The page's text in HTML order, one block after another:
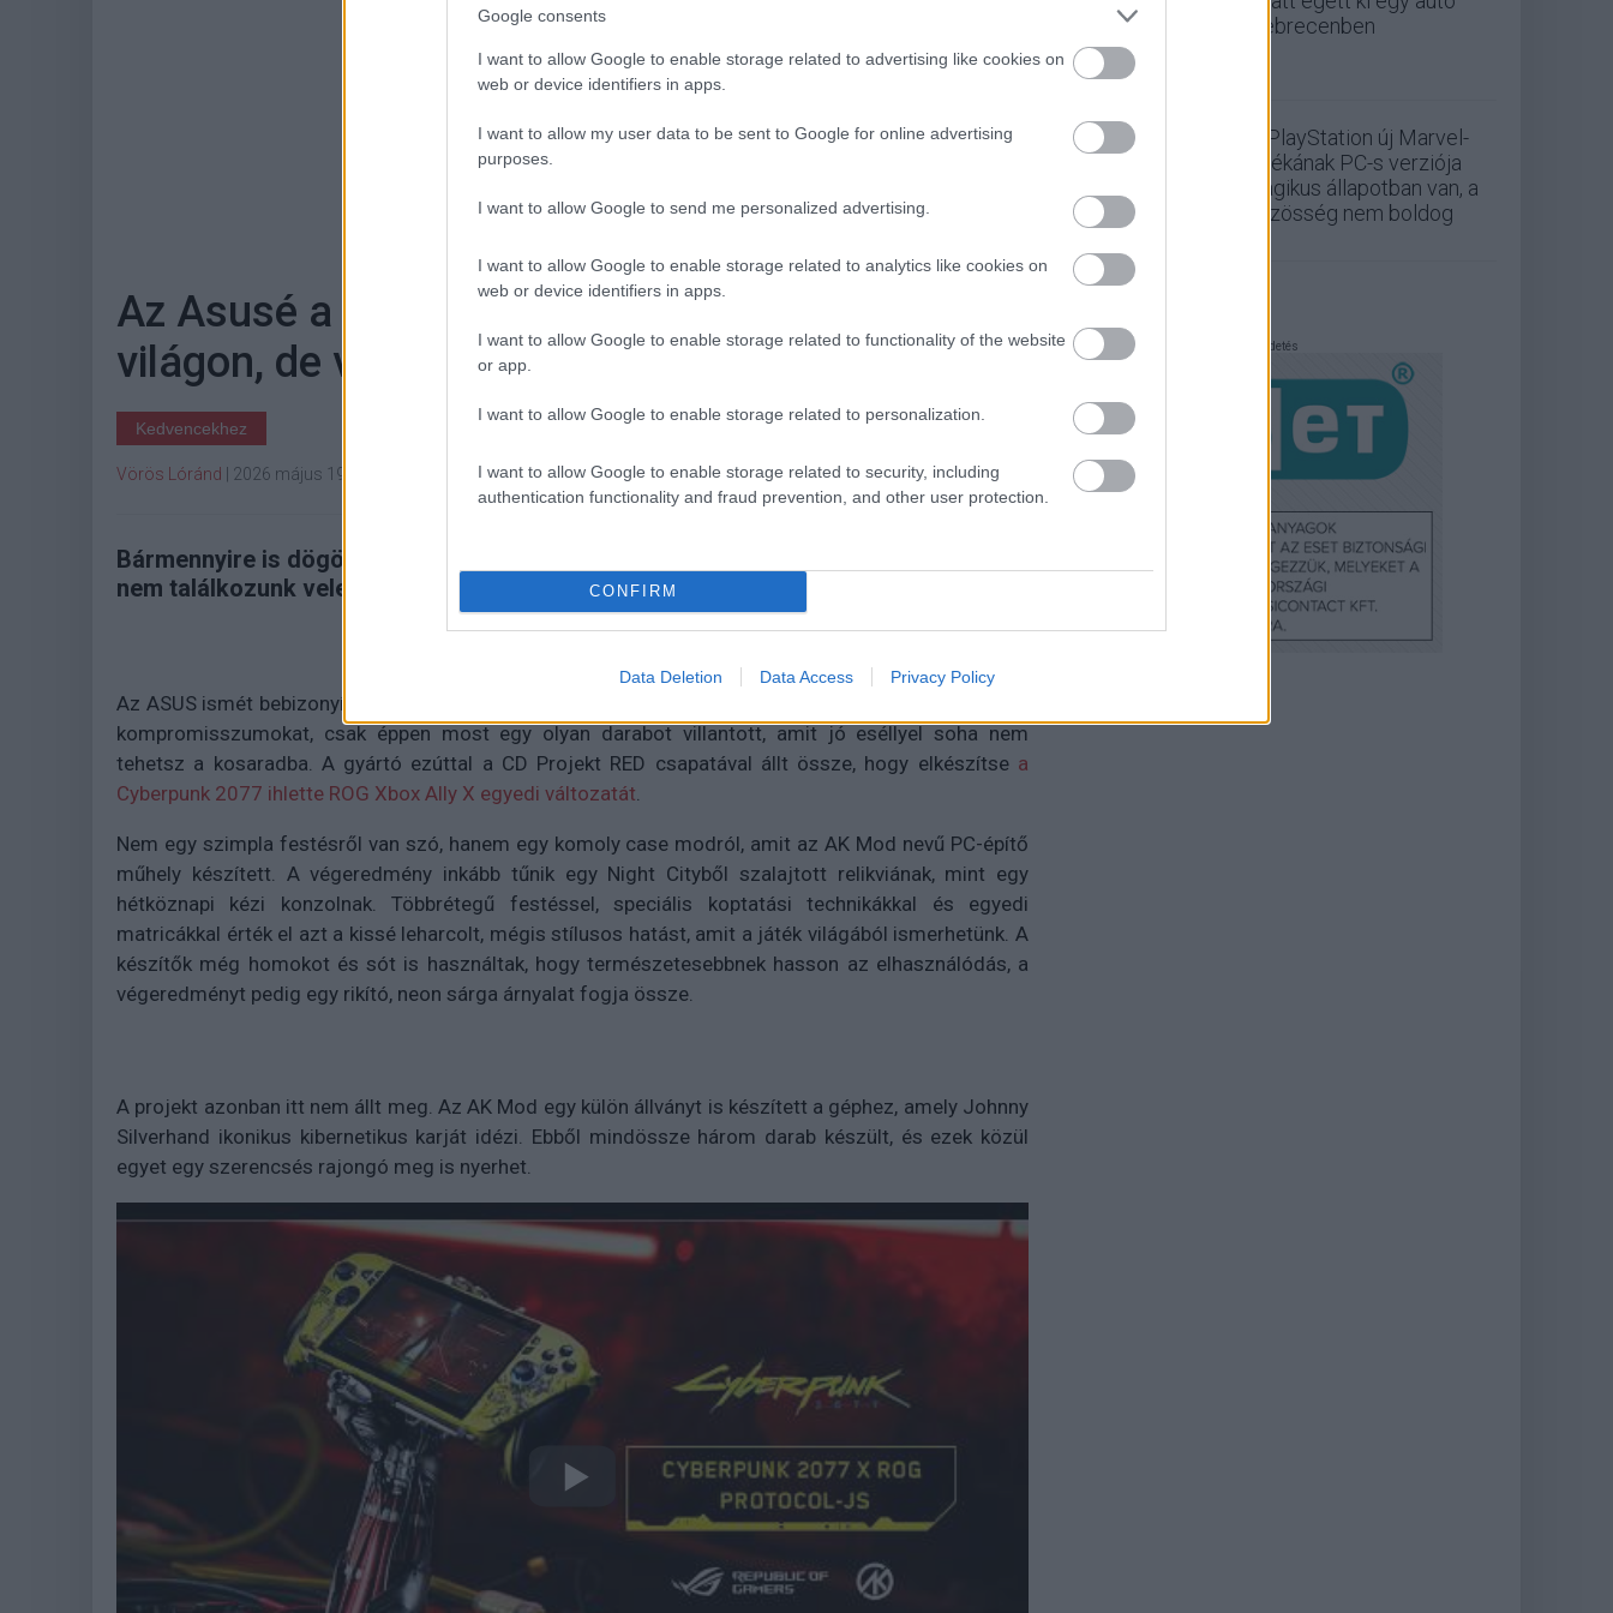
Google consents
I want to allow Google to enable storage related to advertising like cookies on
web or device identifiers in apps.
I want to allow my user data to be sent to Google for online advertising
purposes.
I want to allow Google to send me personalized advertising.
I want to allow Google to enable storage related to analytics like cookies on
web or device identifiers in apps.
I want to allow Google to enable storage related to functionality of the website
or app.
I want to allow Google to enable storage related to personalization.
I want to allow Google to enable storage related to security, including
authentication functionality and fraud prevention, and other user protection.
CONFIRM
Data Deletion Data Access Privacy Policy
Tetszik
Hozzászólások
Az Asusé a legcyberpunkabb kézi konzol a
világon, de van vele egy kis baj
Kedvencekhez
Vörös Lóránd 2026 május 19. 11:40
Bármennyire is dögös lett a Cyberpunk 2077 ihlette ROG Xbox Ally X, az üzletekben
nem találkozunk vele.
Az ASUS ismét bebizonyította, hogy ha limitált kiadásokról van szó, nem ismer határokat és nem köt
kompromisszumokat, csak éppen most egy olyan darabot villantott, amit jó eséllyel soha nem
tehetsz a kosaradba. A gyártó ezúttal a CD Projekt RED csapatával állt össze, hogy elkészítse a
Cyberpunk 2077 ihlette ROG Xbox Ally X egyedi változatát.
Nem egy szimpla festésről van szó, hanem egy komoly case modról, amit az AK Mod nevű PC-építő
műhely készített. A végeredmény inkább tűnik egy Night Cityből szalajtott relikviának, mint egy
hétköznapi kézi konzolnak. Többrétegű festéssel, speciális koptatási technikákkal és egyedi
matricákkal érték el azt a kissé leharcolt, mégis stílusos hatást, amit a játék világából ismerhetünk. A
készítők még homokot és sót is használtak, hogy természetesebbnek hasson az elhasználódás, a
végeredményt pedig egy rikító, neon sárga árnyalat fogja össze.
A projekt azonban itt nem állt meg. Az AK Mod egy külön állványt is készített a géphez, amely Johnny
Silverhand ikonikus kibernetikus karját idézi. Ebből mindössze három darab készült, és ezek közül
egyet egy szerencsés rajongó meg is nyerhet.
Debrecenben
A PlayStation új Marvel-
játékának PC-s verziója
tragikus állapotban van, a
közösség nem boldog
Hirdetés